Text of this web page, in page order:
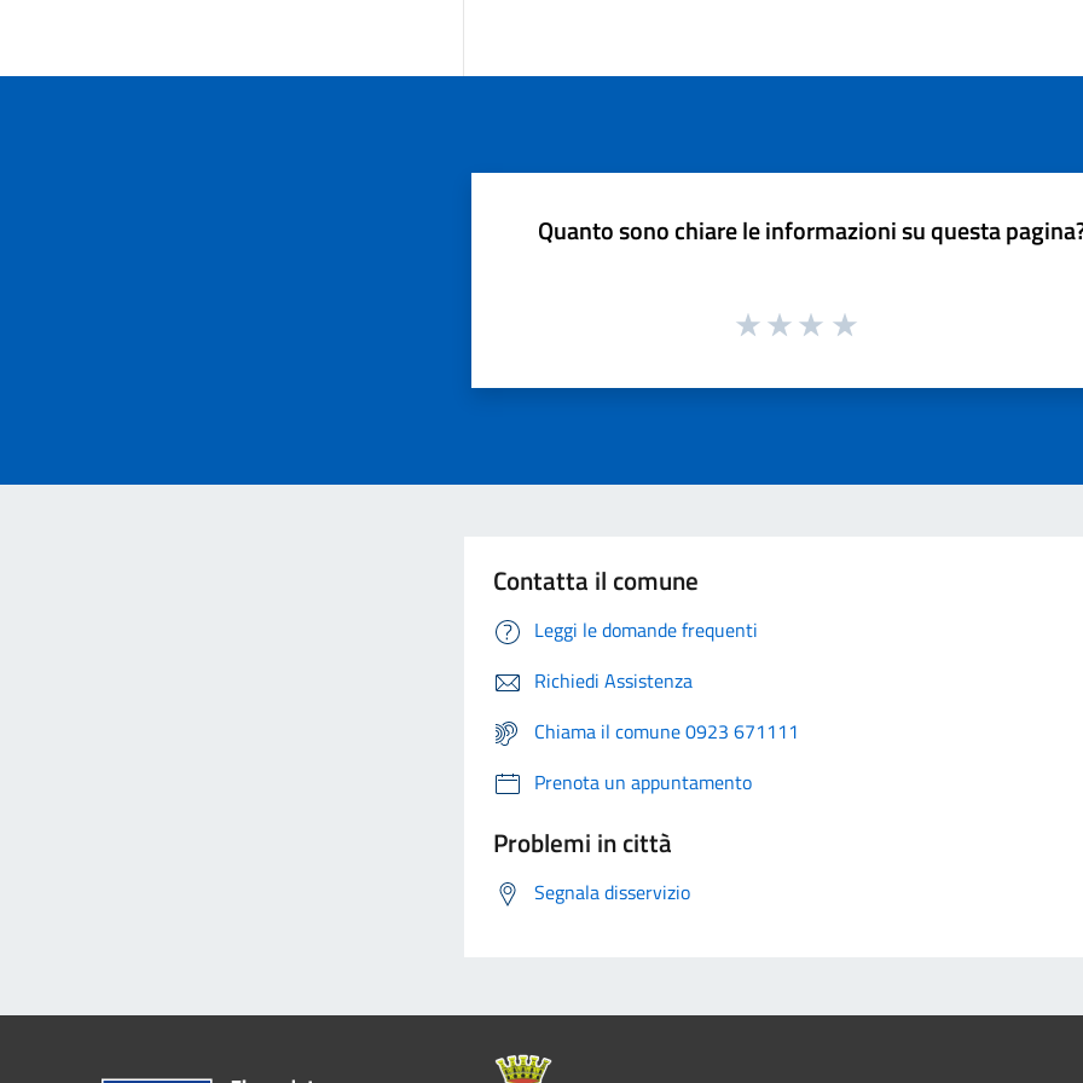
Quanto sono chiare le informazioni su questa
Contatta il comune
Leggi le domande frequenti
Richiedi Assistenza
Chiama il comune 0923 671111
Prenota un appuntamento
Problemi in città
Segnala disservizio